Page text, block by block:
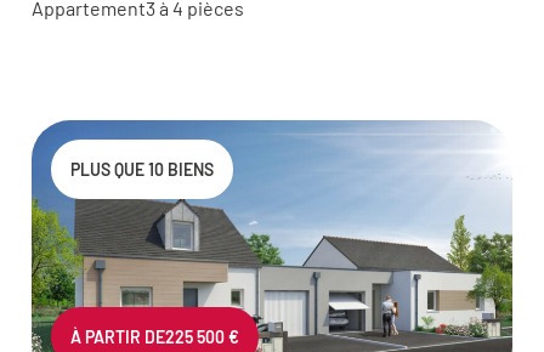
Appartement3 à 4 pièces
À PARTIR DE225 500 €
PLUS QUE 10 BIENS